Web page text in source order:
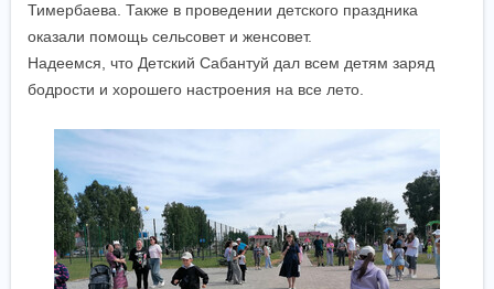
Тимербаева. Также в проведении детского праздника
оказали помощь сельсовет и женсовет.
Надеемся, что Детский Сабантуй дал всем детям заряд
бодрости и хорошего настроения на все лето.